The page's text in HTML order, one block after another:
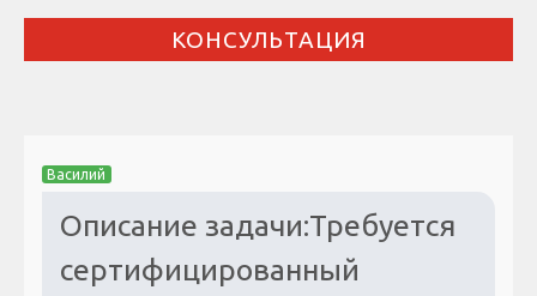
КОНСУЛЬТАЦИЯ
Василий
Описание задачи:Требуется
сертифицированный